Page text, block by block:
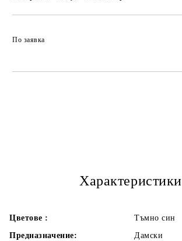
По заявка
Характеристики
Цветове :
Тъмно син
Предназначение:
Дамски